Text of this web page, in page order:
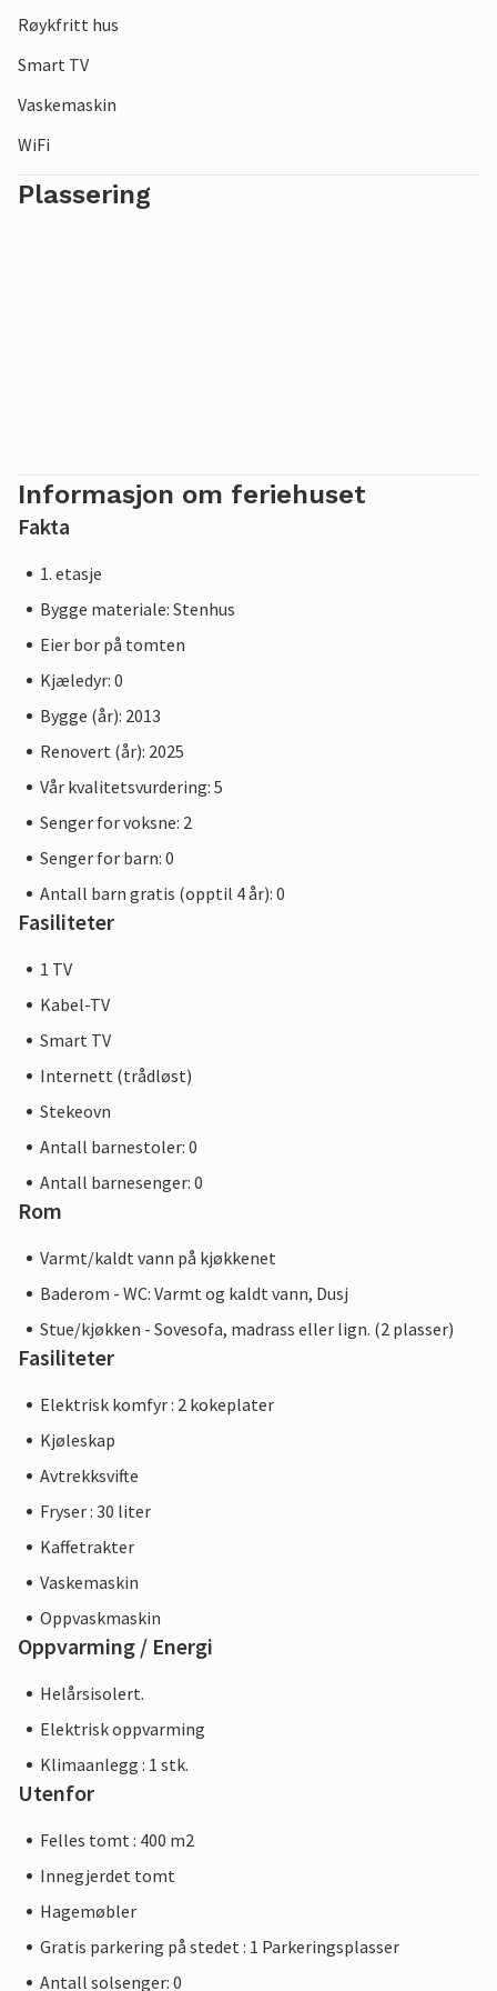
Røykfritt hus
Smart TV
Vaskemaskin
WiFi
Plassering
Informasjon om feriehuset
Fakta
1. etasje
Bygge materiale: Stenhus
Eier bor på tomten
Kjæledyr: 0
Bygge (år): 2013
Renovert (år): 2025
Vår kvalitetsvurdering: 5
Senger for voksne: 2
Senger for barn: 0
Antall barn gratis (opptil 4 år): 0
Fasiliteter
1 TV
Kabel-TV
Smart TV
Internett (trådløst)
Stekeovn
Antall barnestoler: 0
Antall barnesenger: 0
Rom
Varmt/kaldt vann på kjøkkenet
Baderom - WC: Varmt og kaldt vann, Dusj
Stue/kjøkken - Sovesofa, madrass eller lign. (2 plasser)
Fasiliteter
Elektrisk komfyr : 2 kokeplater
Kjøleskap
Avtrekksvifte
Fryser : 30 liter
Kaffetrakter
Vaskemaskin
Oppvaskmaskin
Oppvarming / Energi
Helårsisolert.
Elektrisk oppvarming
Klimaanlegg : 1 stk.
Utenfor
Felles tomt : 400 m2
Innegjerdet tomt
Hagemøbler
Gratis parkering på stedet : 1 Parkeringsplasser
Antall solsenger: 0